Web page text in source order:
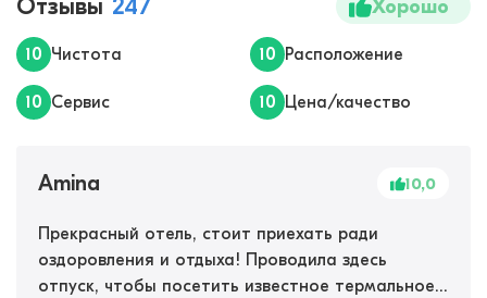
Отзывы 247 Хорошо
10 Чистота 10 Расположение
10 Сервис 10 Цена/качество
Amina 10,0
Прекрасный отель, стоит приехать ради
оздоровления и отдыха! Проводила здесь
отпуск, чтобы посетить известное термальное